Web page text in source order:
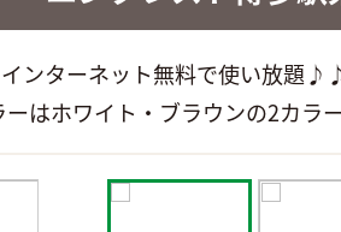
ンターネット無料で使い放題
ーはホワイト・ブラウンの2カ